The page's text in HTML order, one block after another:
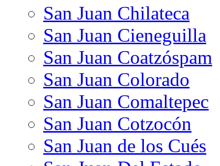
San Juan Chilateca
San Juan Cieneguilla
San Juan Coatzóspam
San Juan Colorado
San Juan Comaltepec
San Juan Cotzocón
San Juan de los Cués